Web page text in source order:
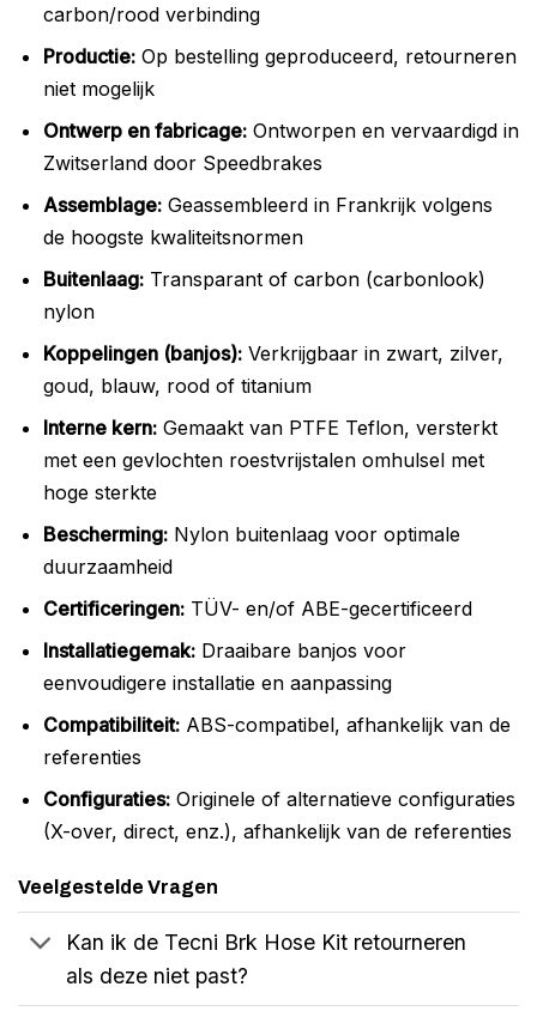
carbon/rood verbinding
Productie:Op bestelling geproduceerd, retourneren
niet mogelijk
Ontwerp en fabricage:Ontworpen en vervaardigd in
Zwitserland door Speedbrakes
Assemblage:Geassembleerd in Frankrijk volgens
de hoogste kwaliteitsnormen
Buitenlaag:Transparant of carbon (carbonlook)
nylon
Koppelingen (banjos):Verkrijgbaar in zwart, zilver,
goud, blauw, rood of titanium
Interne kern:Gemaakt van PTFE Teflon, versterkt
met een gevlochten roestvrijstalen omhulsel met
hoge sterkte
Bescherming:Nylon buitenlaag voor optimale
duurzaamheid
Certificeringen:TÜV- en/of ABE-gecertificeerd
Installatiegemak:Draaibare banjos voor
eenvoudigere installatie en aanpassing
Compatibiliteit:ABS-compatibel, afhankelijk van de
referenties
Configuraties:Originele of alternatieve configuraties
(X-over, direct, enz.), afhankelijk van de referenties
Veelgestelde Vragen
Kan ik de Tecni Brk Hose Kit retourneren
als deze niet past?